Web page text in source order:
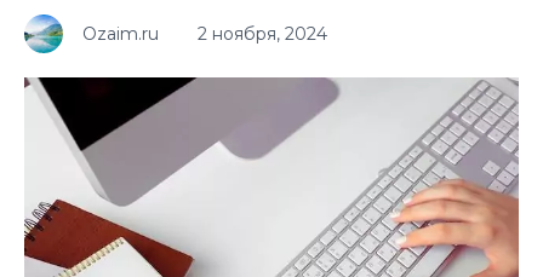
Ozaim.ru 2 ноября, 2024